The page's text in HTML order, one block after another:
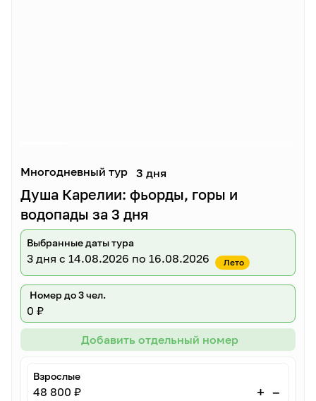
Многодневный тур 3 дня
Душа Карелии: фьорды, горы и
водопады за 3 дня
Выбранные даты тура
3 дня с 14.08.2026 по 16.08.2026 Лето
Номер до 3 чел.
0 ₽
Добавить отдельный номер
Взрослые
48 800 ₽ + –